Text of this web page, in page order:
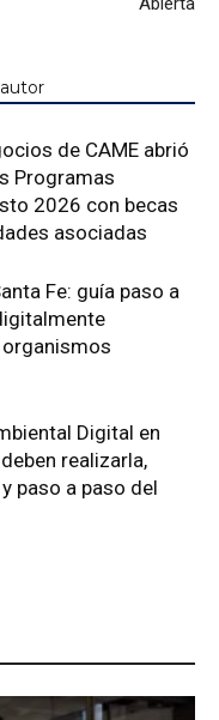
de CAME abrió
Programas
2026 con becas
asociadas
Fe: guía paso a
Digital en
realizarla,
paso a paso del